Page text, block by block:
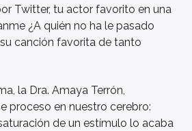
Twitter, tu actor favorito en una
¿A quién no ha le pasado
canción favorita de tanto
la Dra. Amaya Terrón,
proceso en nuestro cerebro:
de un estímulo lo acaba